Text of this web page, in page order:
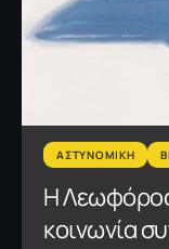
ΑΣΤΥΝΟΜΙΚΗ
Η
κοινωνία